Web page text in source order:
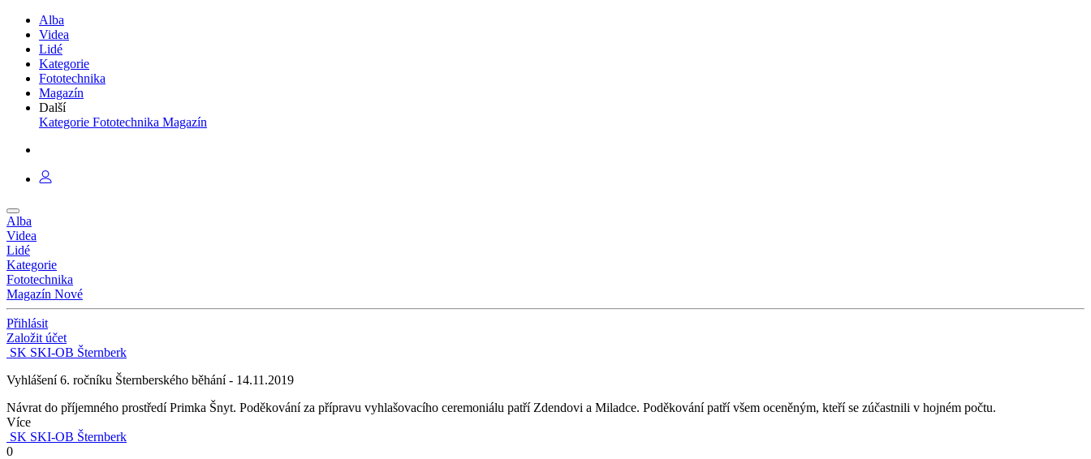
Alba
Videa
Lidé
Kategorie
Fototechnika
Magazín
Další
Kategorie Fototechnika Magazín
Alba
Videa
Lidé
Kategorie
Fototechnika
Magazín Nové
Přihlásit
Založit účet
SK SKI-OB Šternberk
Vyhlášení 6. ročníku Šternberského běhání - 14.11.2019
Návrat do příjemného prostředí Primka Šnyt. Poděkování za přípravu vyhlašovacího ceremoniálu patří Zdendovi a Miladce. Poděkování patří všem oceněným, kteří se zúčastnili v hojném počtu.
Více
SK SKI-OB Šternberk
0